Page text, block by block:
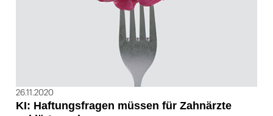
26.11.2020
KI: Haftungsfragen müssen für Zahnärzte